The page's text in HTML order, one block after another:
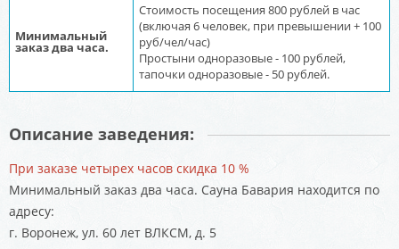
Минимальный
заказ два часа.
Стоимость посещения 800 рублей в час
(включая 6 человек, при превышении + 100
руб/чел/час)
Простыни одноразовые - 100 рублей,
тапочки одноразовые - 50 рублей.
Описание заведения:
При заказе четырех часов скидка 10 %
Минимальный заказ два часа. Сауна Бавария находится по
адресу:
г. Воронеж, ул. 60 лет ВЛКСМ, д. 5